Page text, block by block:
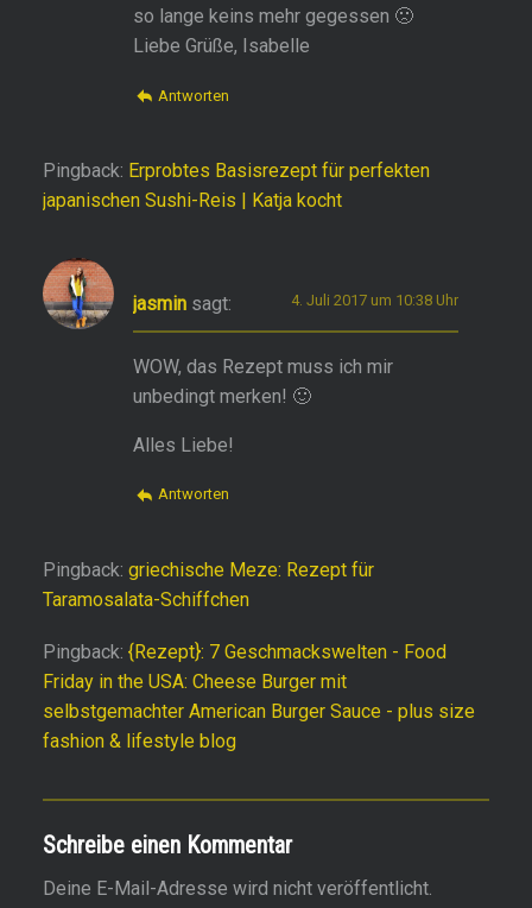
so lange keins mehr gegessen 🙁
Liebe Grüße, Isabelle
Antworten
Pingback: Erprobtes Basisrezept für perfekten
japanischen Sushi-Reis | Katja kocht
jasmin sagt: 4. Juli 2017 um 10:38 Uhr
WOW, das Rezept muss ich mir
unbedingt merken! 🙂
Alles Liebe!
Antworten
Pingback: griechische Meze: Rezept für
Taramosalata-Schiffchen
Pingback: {Rezept}: 7 Geschmackswelten - Food
Friday in the USA: Cheese Burger mit
selbstgemachter American Burger Sauce - plus size
fashion & lifestyle blog
Schreibe einen Kommentar
Deine E-Mail-Adresse wird nicht veröffentlicht.